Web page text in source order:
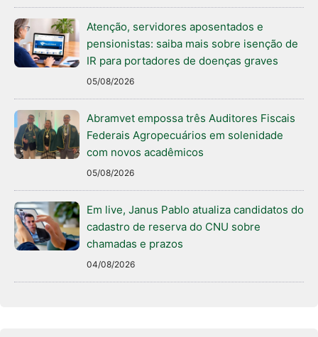
Atenção, servidores aposentados e
pensionistas: saiba mais sobre isenção de
IR para portadores de doenças graves
05/08/2026
Abramvet empossa três Auditores Fiscais
Federais Agropecuários em solenidade
com novos acadêmicos
05/08/2026
Em live, Janus Pablo atualiza candidatos do
cadastro de reserva do CNU sobre
chamadas e prazos
04/08/2026